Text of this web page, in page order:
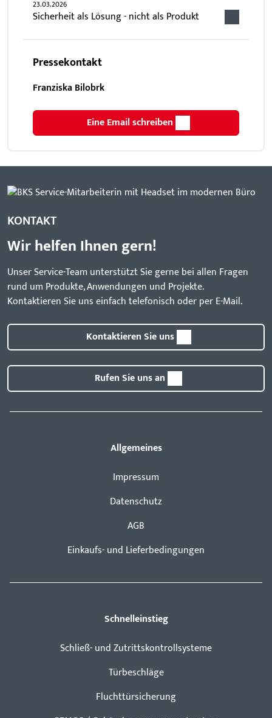
23.03.2026
Sicherheit als Lösung - nicht als Produkt
Pressekontakt
Franziska Bilobrk
Eine Email schreiben
KONTAKT
Wir helfen Ihnen gern!
Unser Service-Team unterstützt Sie gerne bei allen Fragen
rund um Produkte, Anwendungen und Projekte.
Kontaktieren Sie uns einfach telefonisch oder per E-Mail.
Kontaktieren Sie uns
Rufen Sie uns an
Allgemeines
Impressum
Datenschutz
AGB
Einkaufs- und Lieferbedingungen
Schnelleinstieg
Schließ- und Zutrittskontrollsysteme
Türbeschläge
Fluchttürsicherung